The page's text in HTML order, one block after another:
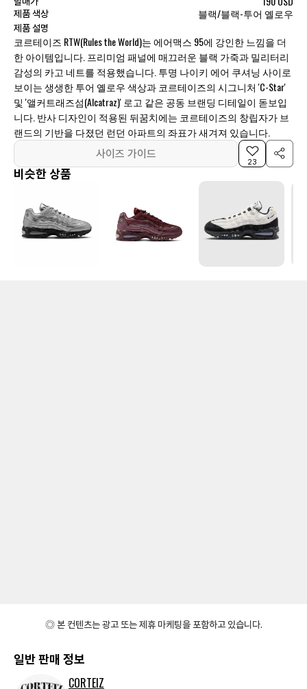
제품 색상 블랙/블랙-투어 옐로우
제품 설명
코르테이즈 RTW(Rules the World)는 에어맥스 95에 강인한 느낌을 더
한 아이템입니다. 프리미엄 패널에 매끄러운 블랙 가죽과 밀리터리
감성의 카고 네트를 적용했습니다. 투명 나이키 에어 쿠셔닝 사이로
보이는 생생한 투어 옐로우 색상과 코르테이즈의 시그니처 'C-Star'
및 '앨커트래즈섬(Alcatraz)' 로고 같은 공동 브랜딩 디테일이 돋보입
니다. 반사 디자인이 적용된 뒤꿈치에는 코르테이즈의 창립자가 브
랜드의 기반을 다졌던 런던 아파트의 좌표가 새겨져 있습니다.
사이즈 가이드
23
비슷한 상품
◎ 본 컨텐츠는 광고 또는 제휴 마케팅을 포함하고 있습니다.
일반 판매 정보
CORTEIZ